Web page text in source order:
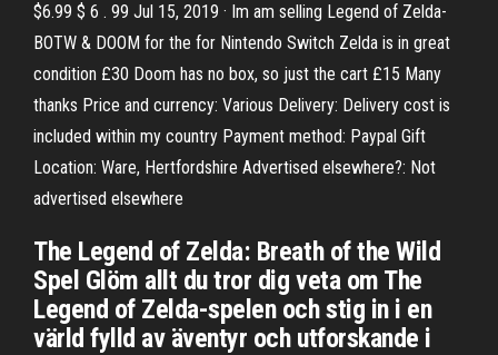
$6.99 $ 6 . 99 Jul 15, 2019 · Im am selling Legend of Zelda-
BOTW & DOOM for the for Nintendo Switch Zelda is in great
condition £30 Doom has no box, so just the cart £15 Many
thanks Price and currency: Various Delivery: Delivery cost is
included within my country Payment method: Paypal Gift
Location: Ware, Hertfordshire Advertised elsewhere?: Not
advertised elsewhere
The Legend of Zelda: Breath of the Wild
Spel Glöm allt du tror dig veta om The
Legend of Zelda-spelen och stig in i en
värld fylld av äventyr och utforskande i